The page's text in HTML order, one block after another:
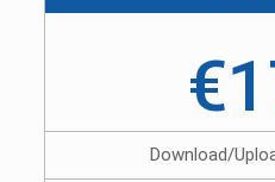
Download/